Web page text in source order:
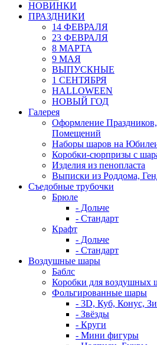
НОВИНКИ
ПРАЗДНИКИ
14 ФЕВРАЛЯ
23 ФЕВРАЛЯ
8 МАРТА
9 МАЯ
ВЫПУСКНЫЕ
1 СЕНТЯБРЯ
HALLOWEEN
НОВЫЙ ГОД
Галерея
Оформление
Помещений
Наборы шаров на
Коробки-сюрпризы с
Изделия из пенопласта
Выписки из Роддома,
Съедобные трубочки
Брюле
- Дольче
- Стандарт
Крафт
- Дольче
- Стандарт
Воздушные шары
Баблс
Коробки для воздушных
Фольгированные шары
- 3D, Куб, Конус,
- Звёзды
- Круги
- Мини фигуры